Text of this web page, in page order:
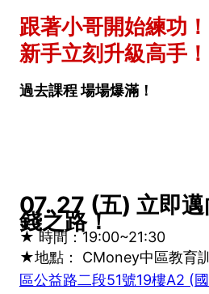
跟著小哥開始練功！
新手立刻升級高手！
過去課程 場場爆滿！
07. 27 (五) 立即
錢之路！
★ 時間：19:00~21:30
★地點：
CMoney中區教育
區公益路二段51號19樓A2 (